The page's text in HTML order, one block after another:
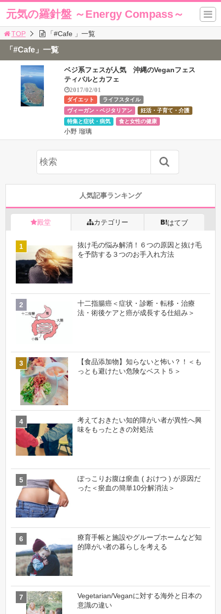
元気の羅針盤 ～Energy Compass～
TOP 「#Cafe 」一覧
「#Cafe」一覧
ベジ系フェスが人気 沖縄のVeganフェス
ティバルとカフェ
2017/02/01
ダイエット
ライフスタイル
ヴィーガン・ベジタリアン
妊活・子育て・介護
特集と症状・病気
食と女性の健康
小野 瑠璃
人気記事ランキング
殿堂 カテゴリー はてブ
抜け毛の悩み解消！６つの原因と抜け毛
を予防する３つのお手入れ方法
十二指腸癌＜症状・診断・転移・治療
法・術後ケアと癌が成長する仕組み＞
【食品添加物】知らないと怖い？！＜も
っとも避けたい危険なベスト５＞
考えておきたい知的障がい者が異性へ興
味をもったときの対処法
ぽっこりお腹は瘀血 ( おけつ ) が原因だ
った＜瘀血の簡単10分解消法＞
療育手帳と施設やグループホームなど知
的障がい者の暮らしを考える
Vegetarian/Veganに対する海外と日本の
意識の違い